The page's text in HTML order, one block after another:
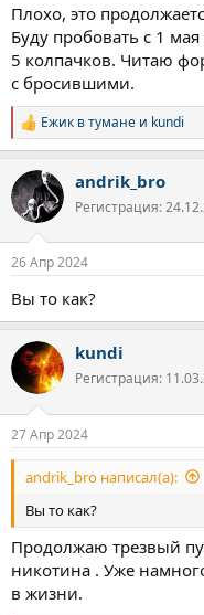
Плохо, это
Буду пробовать с 1
5 колпачков. Читаю
с бросившими.
Р
е
к
ц
и
Ежик в тумане и kundi
andrik_bro
Регистрация:
26 Апр 2024
Вы то как?
kundi
Регистрация:
27 Апр 2024
andrik_bro написал(а):
Вы то как?
Продолжаю трезвый
никотина . Уже
в жизни.